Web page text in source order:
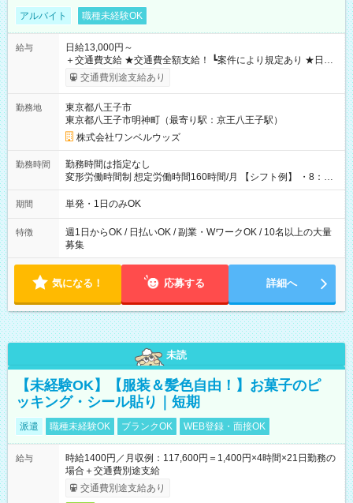
アルバイト 職種未経験OK
給与
日給13,000円～
＋交通費支給 ★交通費全額支給！ ┗案件により規定あり ★日払
いOK！（規定あり） ┗働いたその日に現金GET♪ お仕事後はコ
ンビニATMから 日払い分を引き落とせます！ 【試用期間】試
交通費別途支給あり
勤務地
東京都八王子市
東京都八王子市明神町（最寄り駅：京王八王子駅）
株式会社ワンベルウッズ
勤務時間
勤務時間は指定なし
変形労働時間制 想定労働時間160時間/月 【シフト例】 ・8：00
～21：00
期間 単発・1日のみOK
特徴
週1日からOK / 日払いOK / 副業・WワークOK / 10名以上の大量
募集
気になる！ 応募する 詳細へ
未読
【未経験OK】【服装＆髪色自由！】お菓子のピ
ッキング・シール貼り｜短期
派遣 職種未経験OK ブランクOK WEB登録・面接OK
給与
時給1400円／月収例：117,600円＝1,400円×4時間×21日勤務の
場合＋交通費別途支給
交通費別途支給あり